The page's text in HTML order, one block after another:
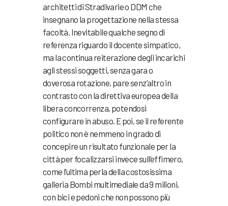
architetti di Stradivarie o DDM che
insegnano la progettazione nella stessa
facoltà. Inevitabile qualche segno di
referenza riguardo il docente simpatico,
ma la continua reiterazione degli incarichi
agli stessi soggetti, senza gara o
doverosa rotazione, pare senz’altro in
contrasto con la direttiva europea della
libera concorrenza, potendosi
configurare in abuso. E poi, se il referente
politico non è nemmeno in grado di
concepire un risultato funzionale per la
città per focalizzarsi invece sull’effimero,
come l’ultima perla della costosissima
galleria Bombi multimediale da 9 milioni,
con bici e pedoni che non possono più